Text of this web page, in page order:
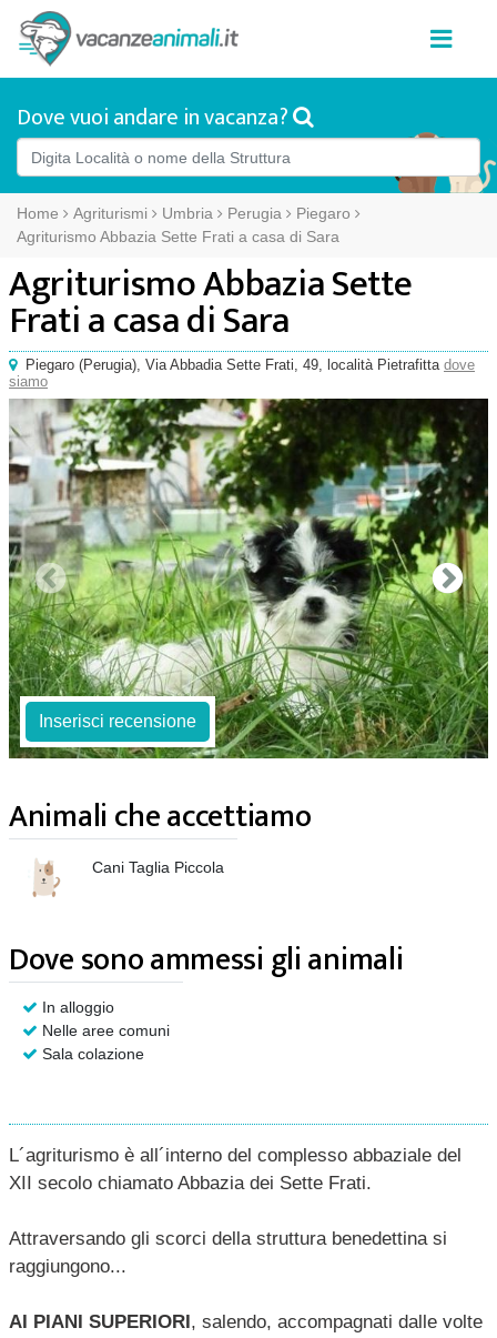
Dove vuoi andare in vacanza?
Home Agriturismi Umbria Perugia
Piegaro
Agriturismo Abbazia Sette Frati a casa di Sara
Agriturismo Abbazia Sette
Frati a casa di Sara
Piegaro (Perugia), Via Abbadia Sette Frati, 49, località Pietrafitta dove
siamo
Inserisci recensione
Animali che accettiamo
Cani Taglia Piccola
Dove sono ammessi gli animali
In alloggio
Nelle aree comuni
Sala colazione
L´agriturismo è all´interno del complesso abbaziale del
XII secolo chiamato Abbazia dei Sette Frati.
Attraversando gli scorci della struttura benedettina si
raggiungono...
AI PIANI SUPERIORI, salendo, accompagnati dalle volte